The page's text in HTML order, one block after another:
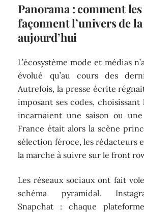
Panorama : comment
façonnent l’univers de
aujourd’hui
L’écosystème mode et médias
évolué qu’au cours des
Autrefois, la presse écrite
imposant ses codes, choisissant
incarnaient une saison ou
France était alors la scène
sélection féroce, les rédacteurs
la marche à suivre sur le front
Les réseaux sociaux ont fait
schéma pyramidal.
Snapchat : chaque